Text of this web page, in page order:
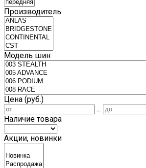
Производитель
Модель шин
Цена (руб.)
...
Наличие товара
Акции, новинки